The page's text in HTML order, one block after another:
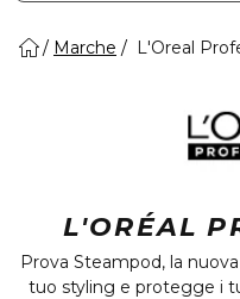
Marche L'Oreal
L'ORÉAL
Prova Steampod, la
tuo styling e protegge i